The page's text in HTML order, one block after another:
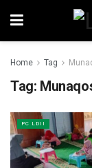
Home Tag
Tag:
PC LDII